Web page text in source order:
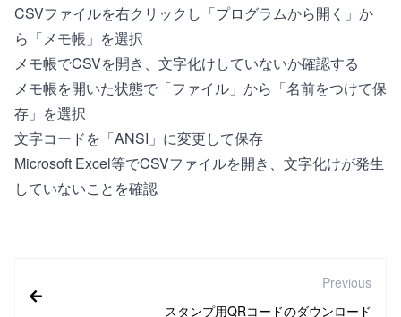
CSVファイルを右クリックし「プログラムから開く」か
ら「メモ帳」を選択
メモ帳でCSVを開き、文字化けしていないか確認する
メモ帳を開いた状態で「ファイル」から「名前をつけて保
存」を選択
文字コードを「ANSI」に変更して保存
Microsoft Excel等でCSVファイルを開き、文字化けが発生
していないことを確認
Previous
スタンプ用QRコードのダウンロード